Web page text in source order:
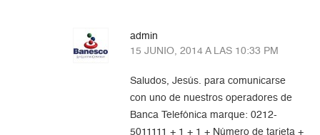
admin
15 JUNIO, 2014 A LAS 10:33 PM
Saludos, Jesús. para comunicarse
con uno de nuestros operadores de
Banca Telefónica marque: 0212-
5011111 + 1 + 1 + Número de tarjeta +